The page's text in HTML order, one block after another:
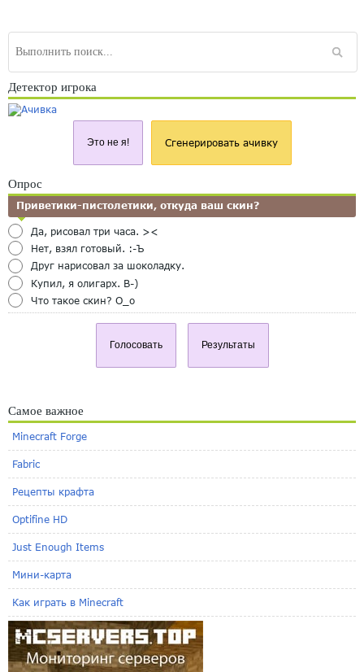
Детектор игрока
Это не я! Сгенерировать ачивку
Опрос
Приветики-пистолетики, откуда ваш скин?
Да, рисовал три часа. ><
Нет, взял готовый. :-Ъ
Друг нарисовал за шоколадку.
Купил, я олигарх. B-)
Что такое скин? O_o
Голосовать Результаты
Самое важное
Minecraft Forge
Fabric
Рецепты крафта
Optifine HD
Just Enough Items
Мини-карта
Как играть в Minecraft